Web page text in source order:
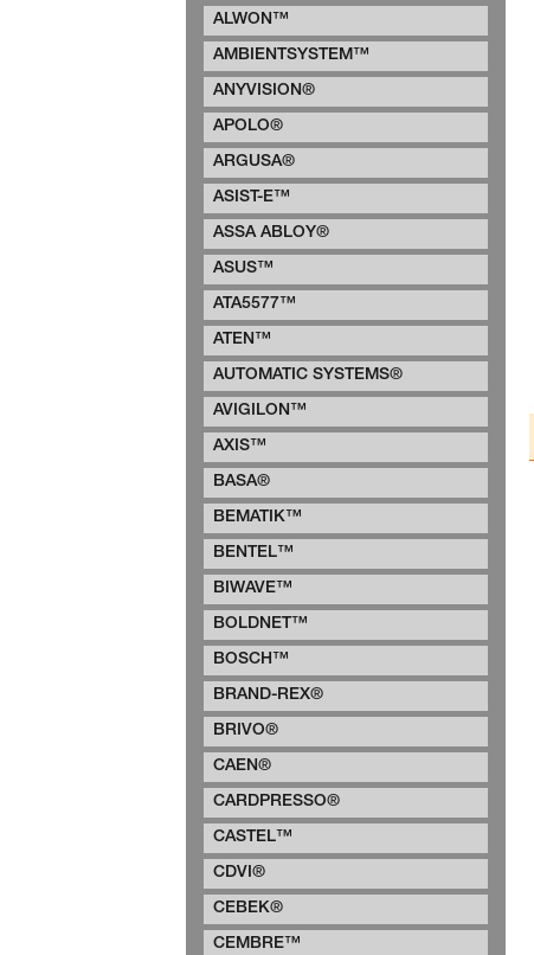
ALWON™
AMBIENTSYSTEM™
ANYVISION®
APOLO®
ARGUSA®
ASIST-E™
ASSA ABLOY®
ASUS™
ATA5577™
ATEN™
AUTOMATIC SYSTEMS®
AVIGILON™
AXIS™
BASA®
BEMATIK™
BENTEL™
BIWAVE™
BOLDNET™
BOSCH™
BRAND-REX®
BRIVO®
CAEN®
CARDPRESSO®
CASTEL™
CDVI®
CEBEK®
CEMBRE™